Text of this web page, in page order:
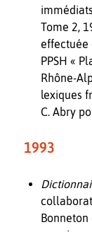
Tome 2,
effectuée
PPSH «
Rhône-
lexiques
C. Abry
1993